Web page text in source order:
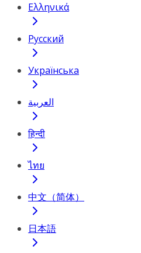
Ελληνικά
Русский
Українська
العربية
हिन्दी
ไทย
中文（简体）
日本語